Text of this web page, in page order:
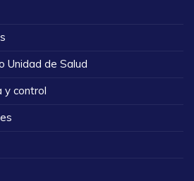
Unidad de Salud
y control